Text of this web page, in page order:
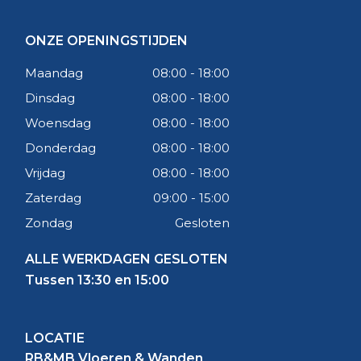
geëgaliseerd zal worden.
Wat is de droogtijd?
Voor het goed drogen van egaline ben je
afhankelijk van een aantal factoren. Hou bij het
ruimtetemperatuur, de luchtvochtigheid, het
egalisatiemateriaal, de ondervloer en het juist
ventileren van de ruimte. Veelal is egaline na 12 tot
namelijk na 4 uur. Meer weten over de droogtijd?
Wij hebben een uitgebreid blog geschreven over
Is cementgebonden egaline
ONZE OPENINGSTIJDEN
Maandag
08:00 - 18:00
Dinsdag
08:00 - 18:00
Woensdag
08:00 - 18:00
Donderdag
08:00 - 18:00
Vrijdag
08:00 - 18:00
Zaterdag
09:00 - 15:00
Zondag
Gesloten
ALLE WERKDAGEN GESLOTEN
Tussen 13:30 en 15:00
LOCATIE